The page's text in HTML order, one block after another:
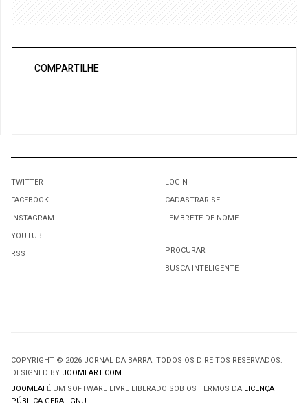
COMPARTILHE
TWITTER
FACEBOOK
INSTAGRAM
YOUTUBE
RSS
LOGIN
CADASTRAR-SE
LEMBRETE DE NOME
PROCURAR
BUSCA INTELIGENTE
COPYRIGHT © 2026 JORNAL DA BARRA. TODOS OS DIREITOS RESERVADOS.
DESIGNED BY JOOMLART.COM.
JOOMLA! É UM SOFTWARE LIVRE LIBERADO SOB OS TERMOS DA LICENÇA
PÚBLICA GERAL GNU.